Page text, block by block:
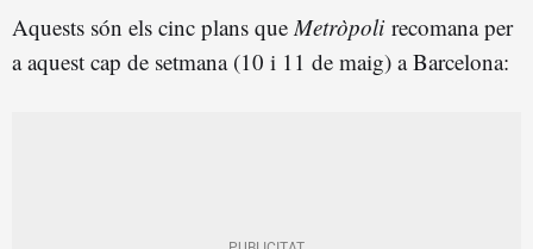
Aquests són els cinc plans que Metròpoli recomana per
a aquest cap de setmana (10 i 11 de maig) a Barcelona: